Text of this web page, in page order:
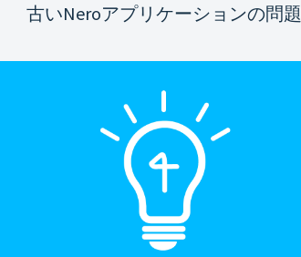
古いNeroアプリケーションの問題